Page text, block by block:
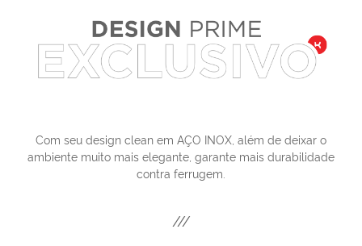
Com seu design clean em AÇO INOX, além de deixar o
ambiente muito mais elegante, garante mais durabilidade
contra ferrugem.
///